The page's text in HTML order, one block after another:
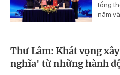
tổng
năm
Thư Lâm: Khát vọng
nghĩa' từ những hành